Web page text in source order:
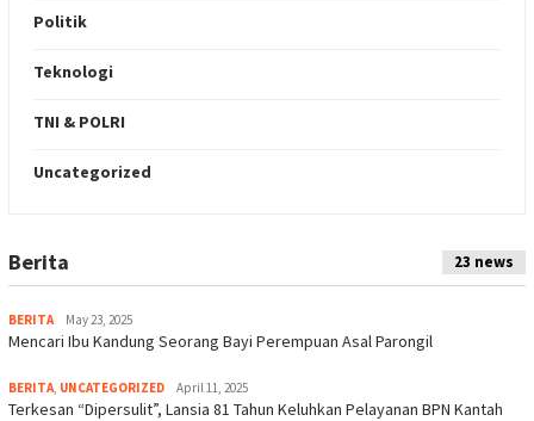
Politik
Teknologi
TNI & POLRI
Uncategorized
Indeks
Berita 23 news
BERITA May 23, 2025
Mencari Ibu Kandung Seorang Bayi Perempuan Asal Parongil
BERITA UNCATEGORIZED April 11, 2025
Terkesan “Dipersulit”, Lansia 81 Tahun Keluhkan Pelayanan BPN Kantah